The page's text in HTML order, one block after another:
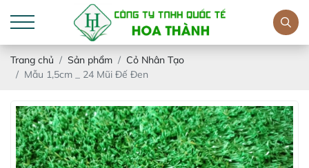
Trang chủ Sản phẩm
Cỏ Nhân Tạo
Mẫu 1,5cm _ 24 Mũi Đế Đen